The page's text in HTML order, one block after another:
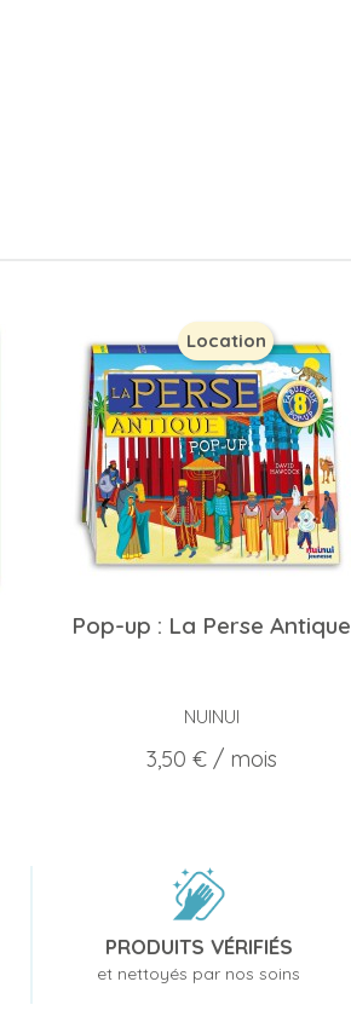
Pop-up : La Perse Antique
NUINUI
Prix
3,50 €/ mois
Location
PRODUITS VÉRIFIÉS
et nettoyés par nos soins